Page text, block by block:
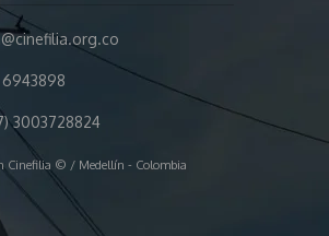
3003728824
Cinefilia © / Medellín - Colombia